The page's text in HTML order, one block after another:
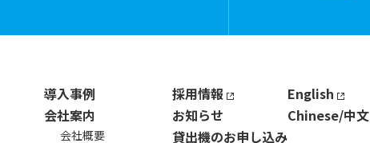
導入事例
会社案内
会社概要
採用情報
お知らせ
貸出機のお申し込み
English
Chinese/中文